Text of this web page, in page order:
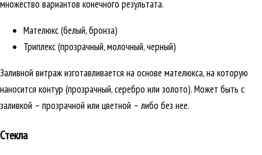
множество вариантов конечного результата.
Мателюкс (белый, бронза)
Триплекс (прозрачный, молочный, черный)
Заливной витраж изготавливается на основе мателюкса, на которую
наносится контур (прозрачный, серебро или золото). Может быть с
заливкой – прозрачной или цветной – либо без нее.
Стекла